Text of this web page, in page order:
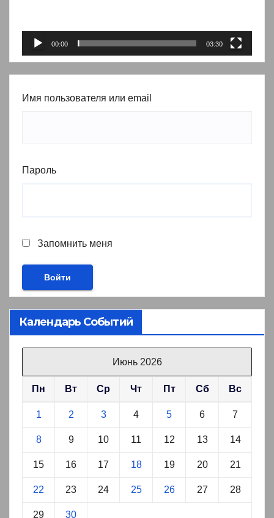
00:00 03:30
Имя пользователя или email
Пароль
Запомнить меня
Календарь Событий
Июнь 2026
Пн Вт Ср Чт Пт Сб Вс
1 2 3 4 5 6 7
8 9 10 11 12 13 14
15 16 17 18 19 20 21
22 23 24 25 26 27 28
29 30